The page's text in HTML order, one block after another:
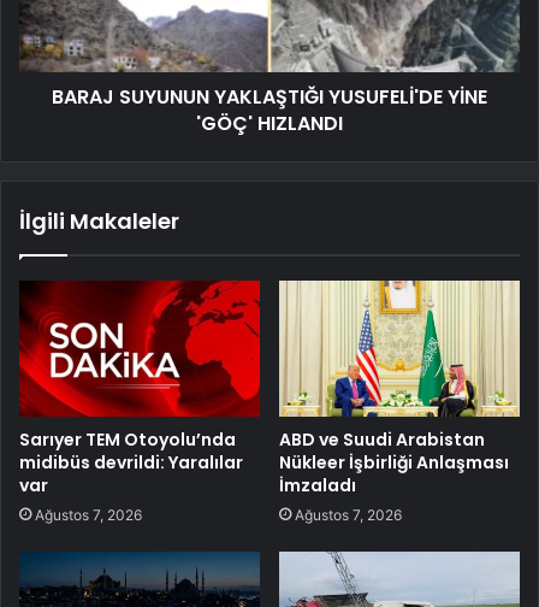
BARAJ SUYUNUN YAKLAŞTIĞI YUSUFELİ'DE YİNE
'GÖÇ' HIZLANDI
İlgili Makaleler
Sarıyer TEM Otoyolu’nda
midibüs devrildi: Yaralılar
var
Ağustos 7, 2026
ABD ve Suudi Arabistan
Nükleer İşbirliği Anlaşması
İmzaladı
Ağustos 7, 2026